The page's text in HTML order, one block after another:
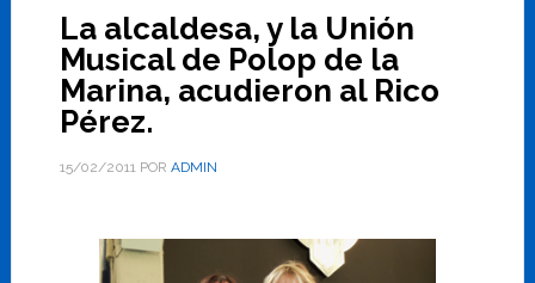
La alcaldesa, y la Unión
Musical de Polop de la
Marina, acudieron al Rico
Pérez.
15/02/2011POR ADMIN